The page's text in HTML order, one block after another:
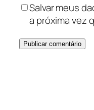
Salvar meus
a próxima vez